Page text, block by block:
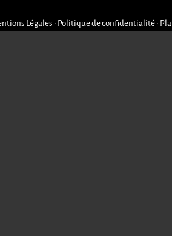
Légales • Politique de confidentialité•